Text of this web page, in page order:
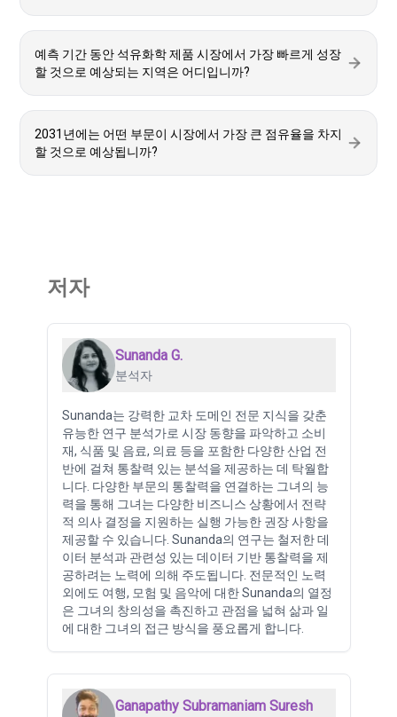
예측 기간 동안 석유화학 제품 시장에서 가장 빠르게 성장
할 것으로 예상되는 지역은 어디입니까?
2031년에는 어떤 부문이 시장에서 가장 큰 점유율을 차지
할 것으로 예상됩니까?
저자
Sunanda G.
분석자
Sunanda는 강력한 교차 도메인 전문 지식을 갖춘
유능한 연구 분석가로 시장 동향을 파악하고 소비
재, 식품 및 음료, 의료 등을 포함한 다양한 산업 전
반에 걸쳐 통찰력 있는 분석을 제공하는 데 탁월합
니다. 다양한 부문의 통찰력을 연결하는 그녀의 능
력을 통해 그녀는 다양한 비즈니스 상황에서 전략
적 의사 결정을 지원하는 실행 가능한 권장 사항을
제공할 수 있습니다. Sunanda의 연구는 철저한 데
이터 분석과 관련성 있는 데이터 기반 통찰력을 제
공하려는 노력에 의해 주도됩니다. 전문적인 노력
외에도 여행, 모험 및 음악에 대한 Sunanda의 열정
은 그녀의 창의성을 촉진하고 관점을 넓혀 삶과 일
에 대한 그녀의 접근 방식을 풍요롭게 합니다.
Ganapathy Subramaniam Suresh